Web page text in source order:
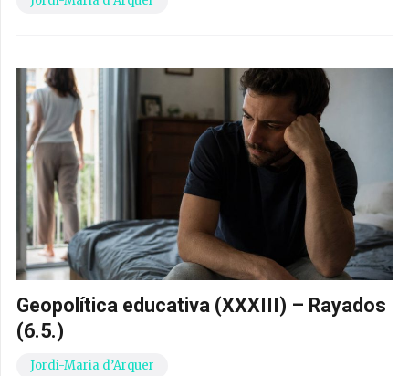
Geopolítica educativa (XXXIII) – Rayados
(6.5.)
Jordi-Maria d’Arquer